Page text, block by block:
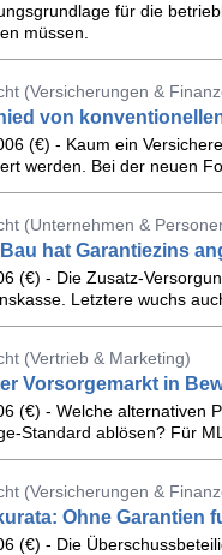
für die
müssen.
(Versicherungen &
von
(€) - Kaum ein
werden. Bei der neuen
(Unternehmen &
hat Garantiezins
(€) - Die Zusatz-
Letztere wuchs
(Vertrieb & Marketing)
Vorsorgemarkt in
(€) - Welche alternativen
Standard ablösen? Für
(Versicherungen &
Ohne Garantien
(€) - Die